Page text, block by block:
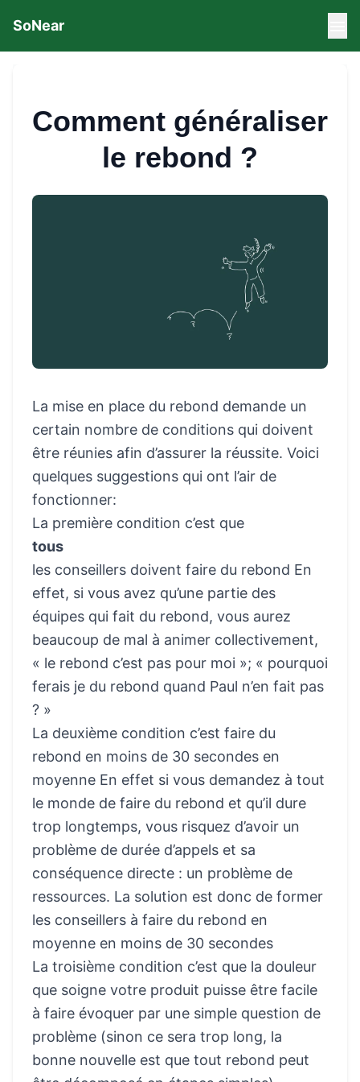
SoNear
Comment généraliser
le rebond ?
La mise en place du rebond demande un
certain nombre de conditions qui doivent
être réunies afin d’assurer la réussite. Voici
quelques suggestions qui ont l’air de
fonctionner:
La première condition c’est que
tous
les conseillers doivent faire du rebond En
effet, si vous avez qu’une partie des
équipes qui fait du rebond, vous aurez
beaucoup de mal à animer collectivement,
« le rebond c’est pas pour moi »; « pourquoi
ferais je du rebond quand Paul n’en fait pas
? »
La deuxième condition c’est faire du
rebond en moins de 30 secondes en
moyenne En effet si vous demandez à tout
le monde de faire du rebond et qu’il dure
trop longtemps, vous risquez d’avoir un
problème de durée d’appels et sa
conséquence directe : un problème de
ressources. La solution est donc de former
les conseillers à faire du rebond en
moyenne en moins de 30 secondes
La troisième condition c’est que la douleur
que soigne votre produit puisse être facile
à faire évoquer par une simple question de
problème (sinon ce sera trop long, la
bonne nouvelle est que tout rebond peut